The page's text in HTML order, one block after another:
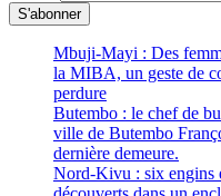
Mbuji-Mayi : Des
la MIBA, un geste de
perdure
Butembo : le chef de
ville de Butembo
dernière demeure.
Nord-Kivu : six engins